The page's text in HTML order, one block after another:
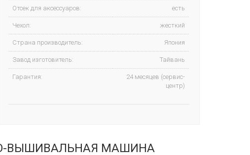
Отсек для аксессуаров: есть
Чехол: жесткий
Страна производитель: Япония
Завод изготовитель: Тайвань
Гарантия:
24 месяцев (сервис-
центр)
ВЫШИВАЛЬНАЯ МАШИНА